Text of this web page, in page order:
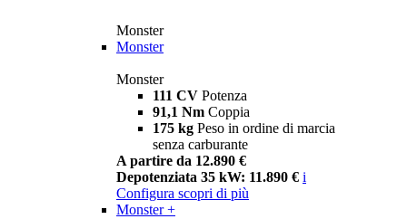
Monster
Monster
Monster
111 CV Potenza
91,1 Nm Coppia
175 kg Peso in ordine di marcia
senza carburante
A partire da 12.890 €
Depotenziata 35 kW: 11.890 € i
Configura scopri di più
Monster +